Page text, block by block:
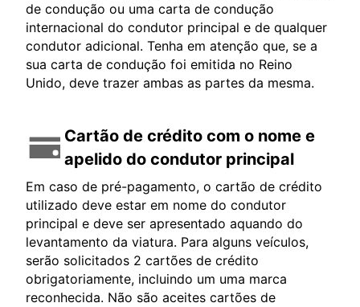
de condução ou uma carta de condução
internacional do condutor principal e de qualquer
condutor adicional. Tenha em atenção que, se a
sua carta de condução foi emitida no Reino
Unido, deve trazer ambas as partes da mesma.
Cartão de crédito com o nome e
apelido do condutor principal
Em caso de pré-pagamento, o cartão de crédito
utilizado deve estar em nome do condutor
principal e deve ser apresentado aquando do
levantamento da viatura. Para alguns veículos,
serão solicitados 2 cartões de crédito
obrigatoriamente, incluindo um uma marca
reconhecida. Não são aceites cartões de